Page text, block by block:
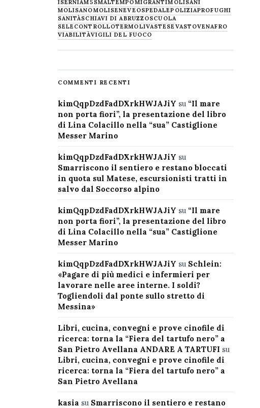
ISERNIAM5SMALTEMPOMIGRANTIMOLISANI
MOLISANOMOLISENEVE OSPEDALEPOLIZIAPROFUGHI
SANITÀSCHIAVI DI ABRUZZOSCUOLA
SELECONTROLLOTERMOLIVASTESE VASTOVENAFRO
VIABILITÀVIGILI DEL FUOCO
COMMENTI RECENTI
kimQqpDzdFadDXrkHWJAJiY su “Il mare
non porta fiori”, la presentazione del libro
di Lina Colacillo nella “sua” Castiglione
Messer Marino
kimQqpDzdFadDXrkHWJAJiY su
Smarriscono il sentiero e restano bloccati
in quota sul Matese, escursionisti tratti in
salvo dal Soccorso alpino
kimQqpDzdFadDXrkHWJAJiY su “Il mare
non porta fiori”, la presentazione del libro
di Lina Colacillo nella “sua” Castiglione
Messer Marino
kimQqpDzdFadDXrkHWJAJiY su Schlein:
«Pagare di più medici e infermieri per
lavorare nelle aree interne. I soldi?
Togliendoli dal ponte sullo stretto di
Messina»
Libri, cucina, convegni e prove cinofile di
ricerca: torna la “Fiera del tartufo nero” a
San Pietro Avellana ANDARE A TARTUFI su
Libri, cucina, convegni e prove cinofile di
ricerca: torna la “Fiera del tartufo nero” a
San Pietro Avellana
kasia su Smarriscono il sentiero e restano